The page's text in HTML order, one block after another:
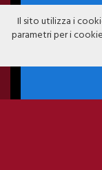
Il sito utilizza i
parametri per i